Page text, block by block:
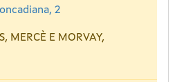
2
MERCÈ E MORVAY,